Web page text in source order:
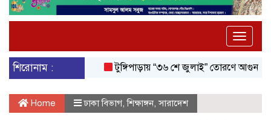
Toggle
শিরোনাম :
টুঙ্গিপাড়ায় “৩৬ শে জুলাই” তোরণে আগুন; ৭৫
Home ঢাকা বিভাগ,শিক্ষাঙ্গন,সারাদেশ